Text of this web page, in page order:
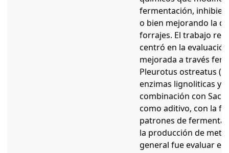
fermentación,
o bien mejorando la
forrajes. El trabajo
centró en la
mejorada a través
Pleurotus ostreatus
enzimas lignoliticas y
combinación con
como aditivo, con la
patrones de
la producción de
general fue evaluar